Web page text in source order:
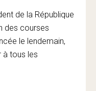
de la République
des courses
le lendemain,
à tous les